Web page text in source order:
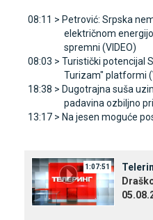
08:11 > Petrović: Srpska
električnom
spremni (VIDEO)
08:03 > Turistički potencijal
Turizam" platformi
18:38 > Dugotrajna suša
padavina ozbiljno
13:17 > Na jesen moguće
1:07:51